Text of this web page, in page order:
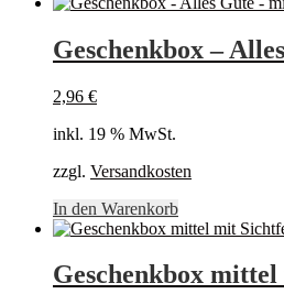
Geschenkbox –
2,96 €
inkl. 19 % MwSt.
zzgl. Versandkosten
In den Warenkorb
Geschenkbox